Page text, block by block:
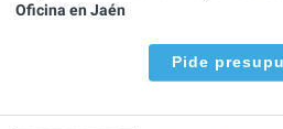
Oficina en Jaén
Pide